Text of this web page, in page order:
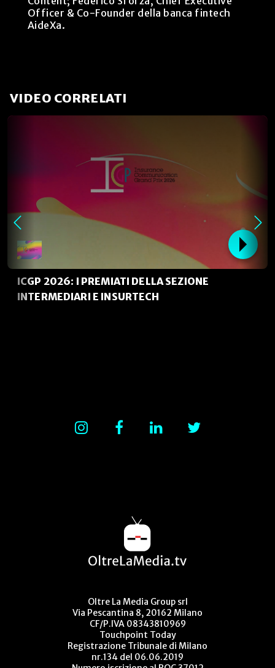
Officer & Co-Founder della banca fintech
AideXa.
VIDEO CORRELATI
ICGP 2026: I PREMIATI DELLA SEZIONE
INTERMEDIARI E INSURTECH
Oltre La Media Group srl
Via Pescantina 8, 20162 Milano
CF/P.IVA 08343810969
Touchpoint Today
Registrazione Tribunale di Milano
nr.134 del 06.06.2019